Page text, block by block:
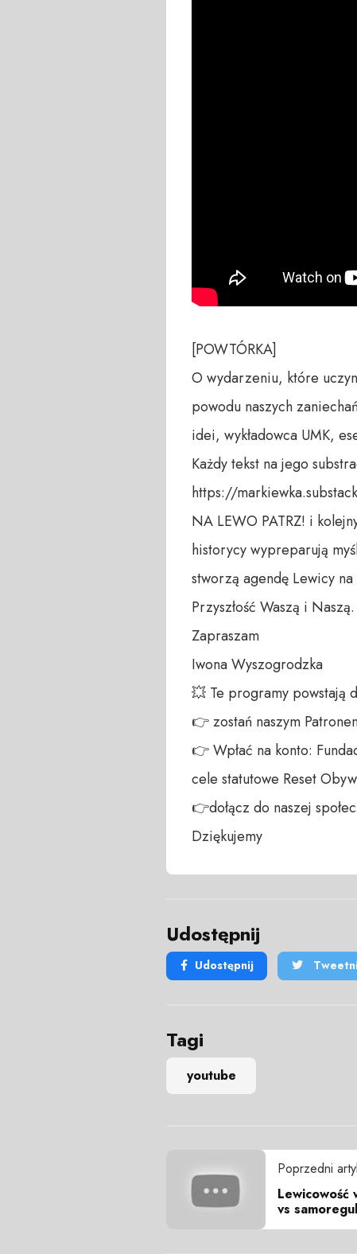
[POWTÓRKA]
O wydarzeniu, które
powodu naszych
idei, wykładowca UMK,
Każdy tekst na jego
https://
NA LEWO PATRZ! i
historycy wypreparują
stworzą agendę Lewicy
Przyszłość Waszą i Naszą.
Zapraszam
Iwona Wyszogrodzka
💥 Te programy powstają
👉 zostań naszym
👉 Wpłać na konto:
cele statutowe Reset
👉dołącz do naszej
Dziękujemy
Udostępnij
Udostępnij
Tagi
youtube
Poprzedni
Lewicowość
vs